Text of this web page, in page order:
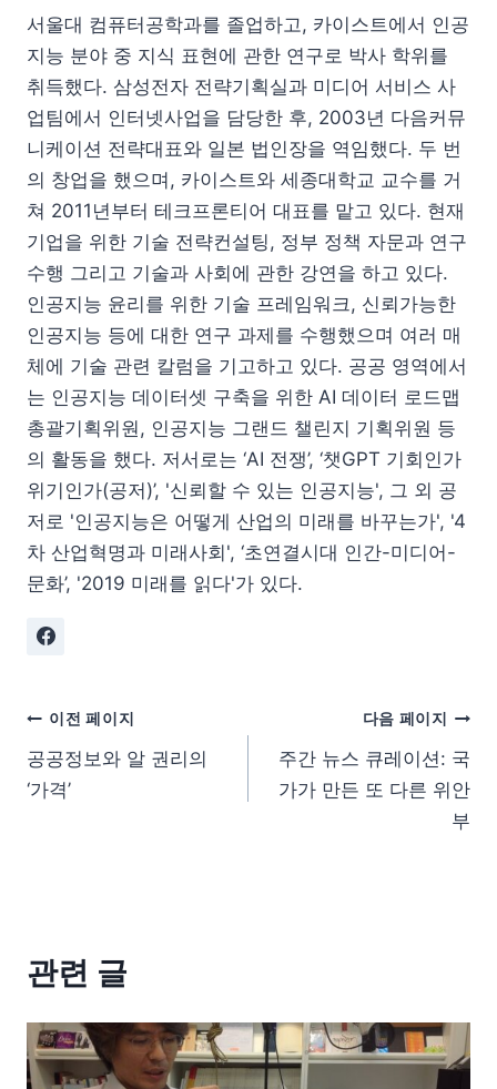
서울대 컴퓨터공학과를 졸업하고, 카이스트에서 인공
지능 분야 중 지식 표현에 관한 연구로 박사 학위를
취득했다. 삼성전자 전략기획실과 미디어 서비스 사
업팀에서 인터넷사업을 담당한 후, 2003년 다음커뮤
니케이션 전략대표와 일본 법인장을 역임했다. 두 번
의 창업을 했으며, 카이스트와 세종대학교 교수를 거
쳐 2011년부터 테크프론티어 대표를 맡고 있다. 현재
기업을 위한 기술 전략컨설팅, 정부 정책 자문과 연구
수행 그리고 기술과 사회에 관한 강연을 하고 있다.
인공지능 윤리를 위한 기술 프레임워크, 신뢰가능한
인공지능 등에 대한 연구 과제를 수행했으며 여러 매
체에 기술 관련 칼럼을 기고하고 있다. 공공 영역에서
는 인공지능 데이터셋 구축을 위한 AI 데이터 로드맵
총괄기획위원, 인공지능 그랜드 챌린지 기획위원 등
의 활동을 했다. 저서로는 ‘AI 전쟁’, ‘챗GPT 기회인가
위기인가(공저)’, '신뢰할 수 있는 인공지능', 그 외 공
저로 '인공지능은 어떻게 산업의 미래를 바꾸는가', '4
차 산업혁명과 미래사회', ‘초연결시대 인간-미디어-
문화’, '2019 미래를 읽다'가 있다.
이전 페이지
공공정보와 알 권리의
‘가격’
다음 페이지
주간 뉴스 큐레이션: 국
가가 만든 또 다른 위안
부
관련 글